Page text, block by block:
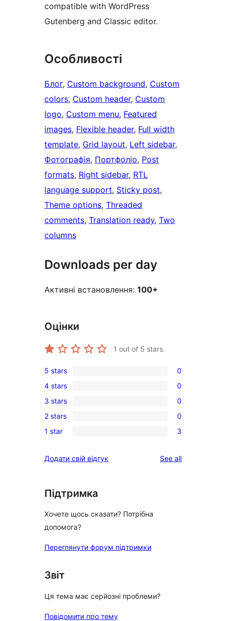
compatible with WordPress
Gutenberg and Classic editor.
Особливості
Блог, Custom background, Custom
colors, Custom header, Custom
logo, Custom menu, Featured
images, Flexible header, Full width
template, Grid layout, Left sidebar
Фотографія, Портфоліо, Post
formats, Right sidebar, RTL
language support, Sticky post
Theme options, Threaded
comments, Translation ready, Two
columns
Downloads per day
Активні встановлення: 100+
Оцінки
1 out of 5 stars.
0
5-
star
reviews
5 stars 0
0
4-
star
reviews
4 stars 0
0
3-
star
3 stars 0
0
2-
reviews
2 stars 0
3
star
1 star 3
Додати свій відгук See allreviews
Підтримка
Хочете щось сказати? Потрібна
допомога?
Переглянути форум підтримки
Звіт
Ця тема має серйозні проблеми?
Повідомити про тему